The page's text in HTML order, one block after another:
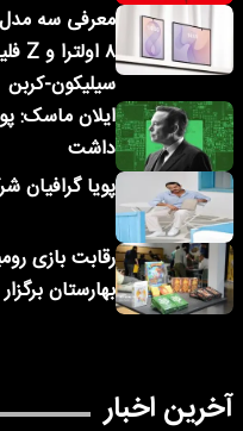
سیلیکون-کربن
داشت
پویا گرافیان
رقابت بازی
بهارستان
آخرین اخبار